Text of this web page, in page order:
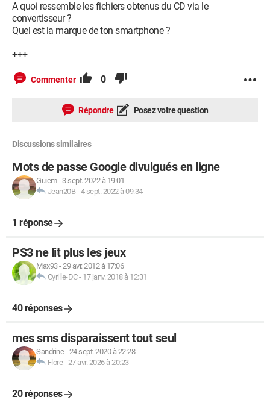
A quoi ressemble les fichiers obtenus du CD via le
convertisseur ?
Quel est la marque de ton smartphone ?
+++
Commenter 0
Répondre Posez votre question
Discussions similaires
Mots de passe Google divulgués en ligne
Guiem- 3 sept. 2022 à 19:01
Jean20B-4 sept. 2022 à 09:34
1 réponse
PS3 ne lit plus les jeux
Max93-29 avr. 2012 à 17:06
Cyrille-DC- 17 janv. 2018 à 12:31
40 réponses
mes sms disparaissent tout seul
Sandrine-24 sept. 2020 à 22:28
Flore-27 avr. 2026 à 20:23
20 réponses